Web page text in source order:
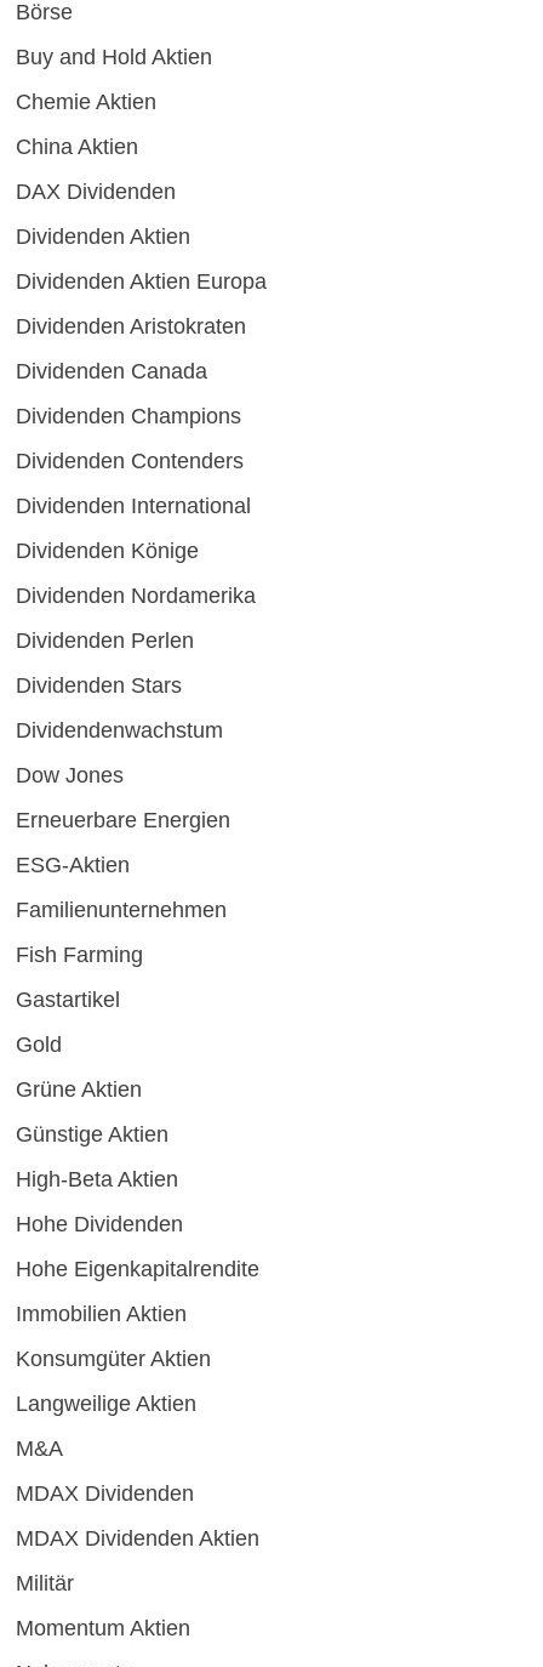
Börse
Buy and Hold Aktien
Chemie Aktien
China Aktien
DAX Dividenden
Dividenden Aktien
Dividenden Aktien Europa
Dividenden Aristokraten
Dividenden Canada
Dividenden Champions
Dividenden Contenders
Dividenden International
Dividenden Könige
Dividenden Nordamerika
Dividenden Perlen
Dividenden Stars
Dividendenwachstum
Dow Jones
Erneuerbare Energien
ESG-Aktien
Familienunternehmen
Fish Farming
Gastartikel
Gold
Grüne Aktien
Günstige Aktien
High-Beta Aktien
Hohe Dividenden
Hohe Eigenkapitalrendite
Immobilien Aktien
Konsumgüter Aktien
Langweilige Aktien
M&A
MDAX Dividenden
MDAX Dividenden Aktien
Militär
Momentum Aktien